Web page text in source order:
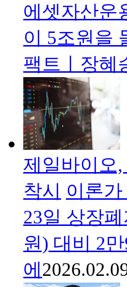
에셋자산운
이 5조원을
팩트ㅣ장혜
제일바이오
착시 이론
23일 상장
원) 대비 2
에